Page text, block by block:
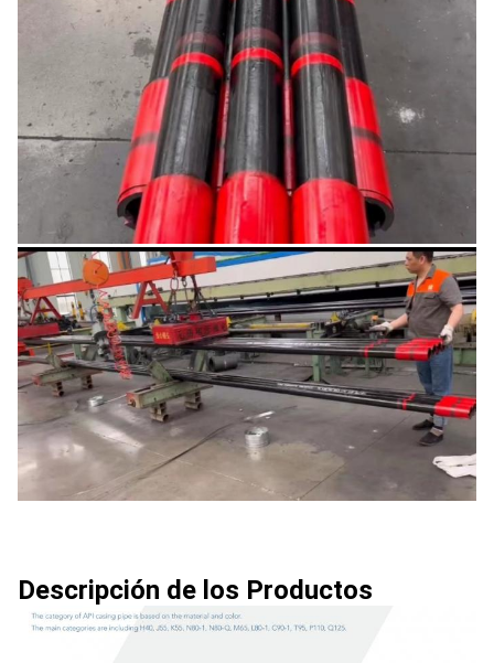
Descripción de los Productos